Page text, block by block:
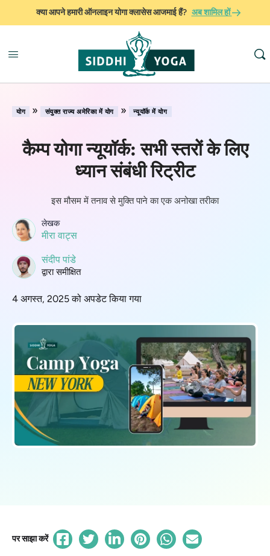
क्या आपने हमारी ऑनलाइन योगा क्लासेस आजमाई हैं? अब शामिल हों
योग » संयुक्त राज्य अमेरिका में योग » न्यूयॉर्क में योग
कैम्प योगा न्यूयॉर्क: सभी स्तरों के लिए
ध्यान संबंधी रिट्रीट
इस मौसम में तनाव से मुक्ति पाने का एक अनोखा तरीका
लेखक
मीरा वाट्स
संदीप पांडे
द्वारा समीक्षित
4 अगस्त, 2025 को अपडेट किया गया
पर साझा करें